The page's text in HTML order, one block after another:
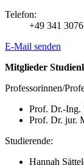
Telefon:
+49 341
E-Mail senden
Mitglieder
Professorinnen/
Prof. Dr.-Ing.
Prof. Dr. jur.
Studierende:
Hannah